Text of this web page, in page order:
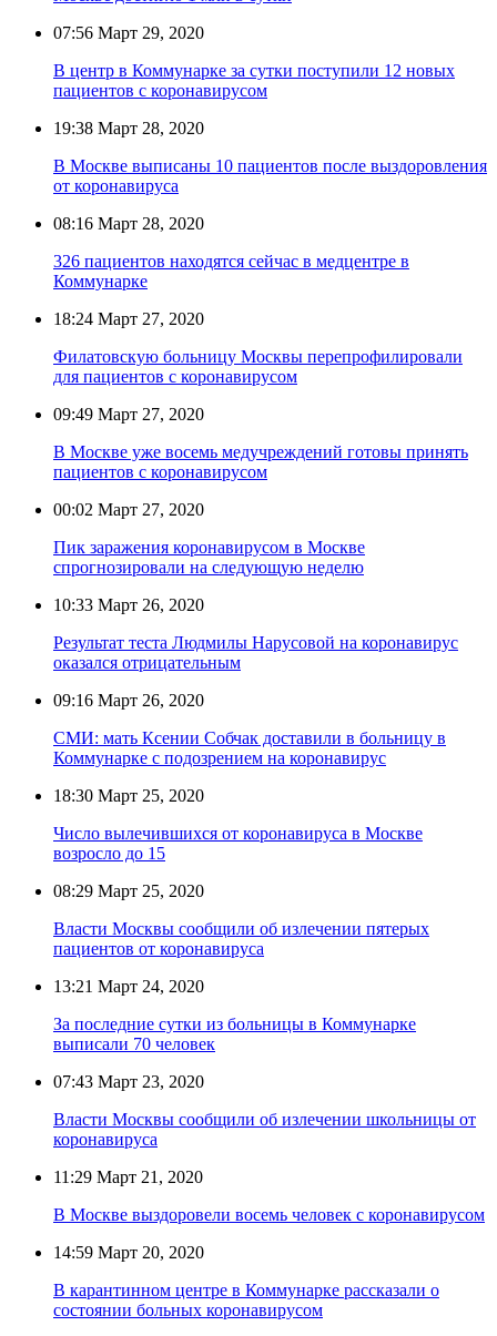
07:56 Март 29, 2020
В центр в Коммунарке за сутки поступили 12 новых
пациентов с коронавирусом
19:38 Март 28, 2020
В Москве выписаны 10 пациентов после выздоровления
от коронавируса
08:16 Март 28, 2020
326 пациентов находятся сейчас в медцентре в
Коммунарке
18:24 Март 27, 2020
Филатовскую больницу Москвы перепрофилировали
для пациентов с коронавирусом
09:49 Март 27, 2020
В Москве уже восемь медучреждений готовы принять
пациентов с коронавирусом
00:02 Март 27, 2020
Пик заражения коронавирусом в Москве
спрогнозировали на следующую неделю
10:33 Март 26, 2020
Результат теста Людмилы Нарусовой на коронавирус
оказался отрицательным
09:16 Март 26, 2020
СМИ: мать Ксении Собчак доставили в больницу в
Коммунарке с подозрением на коронавирус
18:30 Март 25, 2020
Число вылечившихся от коронавируса в Москве
возросло до 15
08:29 Март 25, 2020
Власти Москвы сообщили об излечении пятерых
пациентов от коронавируса
13:21 Март 24, 2020
За последние сутки из больницы в Коммунарке
выписали 70 человек
07:43 Март 23, 2020
Власти Москвы сообщили об излечении школьницы от
коронавируса
11:29 Март 21, 2020
В Москве выздоровели восемь человек с коронавирусом
14:59 Март 20, 2020
В карантинном центре в Коммунарке рассказали о
состоянии больных коронавирусом